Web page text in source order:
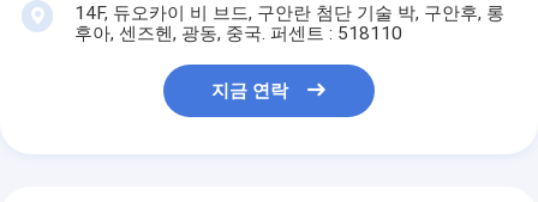
14F, 듀오카이 비 브드, 구안란 첨단 기술 박, 구안후, 롱
후아, 센즈헨, 광동, 중국. 퍼센트 : 518110
지금 연락